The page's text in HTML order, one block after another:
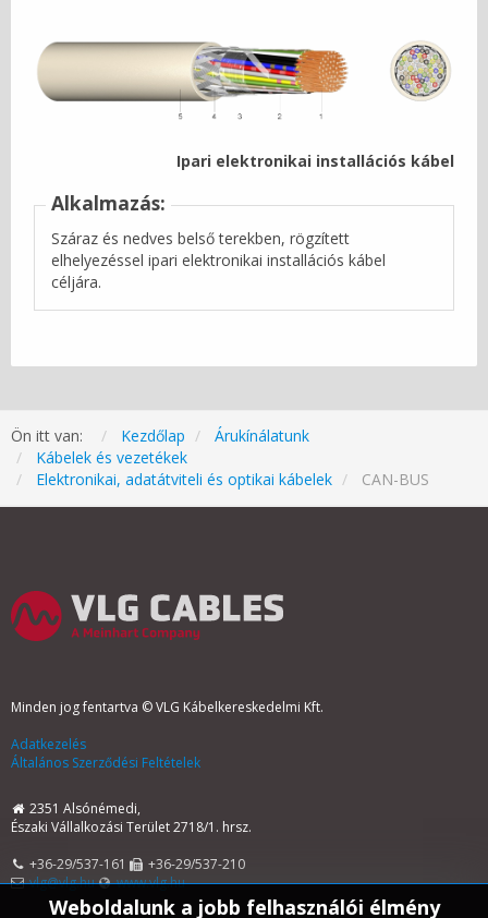
Ipari elektronikai installációs kábel
Alkalmazás:
Száraz és nedves belső terekben, rögzített
elhelyezéssel ipari elektronikai installációs kábel
céljára.
Ön itt van: Kezdőlap
Árukínálatunk
Kábelek és vezetékek
Elektronikai, adatátviteli és optikai kábelek
CAN-BUS
Weboldalunk a jobb felhasználói élmény
Minden jog fentartva © VLG Kábelkereskedelmi Kft.
Adatkezelés
Általános Szerződési Feltételek
2351 Alsónémedi,
Északi Vállalkozási Terület 2718/1. hrsz.
+36-29/537-161
+36-29/537-210
vlg@vlg.hu
www.vlg.hu